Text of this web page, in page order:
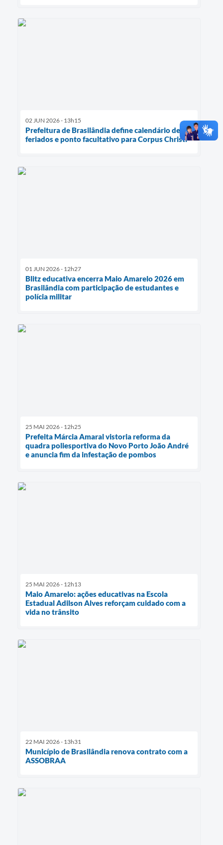
02 JUN 2026 - 13h15
Prefeitura de Brasilândia define calendário de
feriados e ponto facultativo para Corpus Christi
01 JUN 2026 - 12h27
Blitz educativa encerra Maio Amarelo 2026 em
Brasilândia com participação de estudantes e
polícia militar
25 MAI 2026 - 12h25
Prefeita Márcia Amaral vistoria reforma da
quadra poliesportiva do Novo Porto João André
e anuncia fim da infestação de pombos
25 MAI 2026 - 12h13
Maio Amarelo: ações educativas na Escola
Estadual Adilson Alves reforçam cuidado com a
vida no trânsito
22 MAI 2026 - 13h31
Município de Brasilândia renova contrato com a
ASSOBRAA